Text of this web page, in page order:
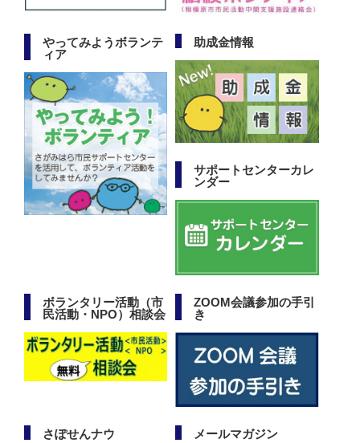
やってみようボランテ
ィア
助成金情報
サポートセンターカレ
ンダー
ボランタリー活動（市
民活動・NPO）相談会
ZOOM会議参加の手引
き
さぽせんナウ メールマガジン